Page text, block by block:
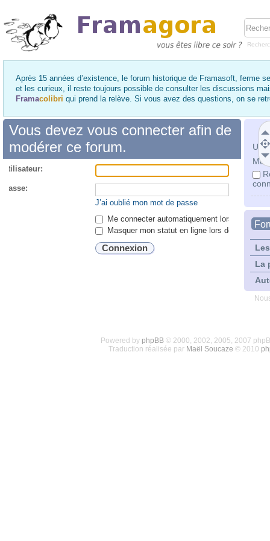
Après 15 années d’existence, le forum historique de Framasoft, ferme
et les curieux, il reste toujours possible de consulter les discussions
Framacolibri qui prend la relève. Si vous avez des questions, on se
Mot
La
Vous devez vous connecter afin de
modérer ce forum.
passe:
J’ai oublié mon mot de passe
Me connecter automatiquement lors de
Masquer mon statut en ligne lors de cette
Powered by phpBB© 2000, 2002, 2005, 2007
Traduction réalisée par Maël Soucaze © 2010